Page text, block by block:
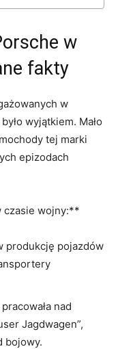
w
⁤fakty
‌w
wyjątkiem. Mało
tej marki
epizodach
czasie wojny:**
produkcję pojazdów
nad
Jagdwagen”,
bojowy.